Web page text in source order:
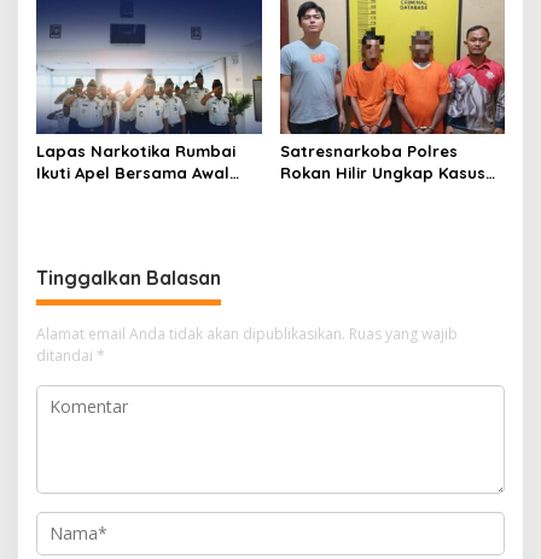
Kolaborasi Antar instansi
Lapas, Kanwil, dan
Kepolisian
Lapas Narkotika Rumbai
Ikuti Apel Bersama Awal
Satresnarkoba Polres
Rokan Hilir Ungkap Kasus
Tinggalkan Balasan
Alamat email Anda tidak akan dipublikasikan. Ruas yang wajib
ditandai *